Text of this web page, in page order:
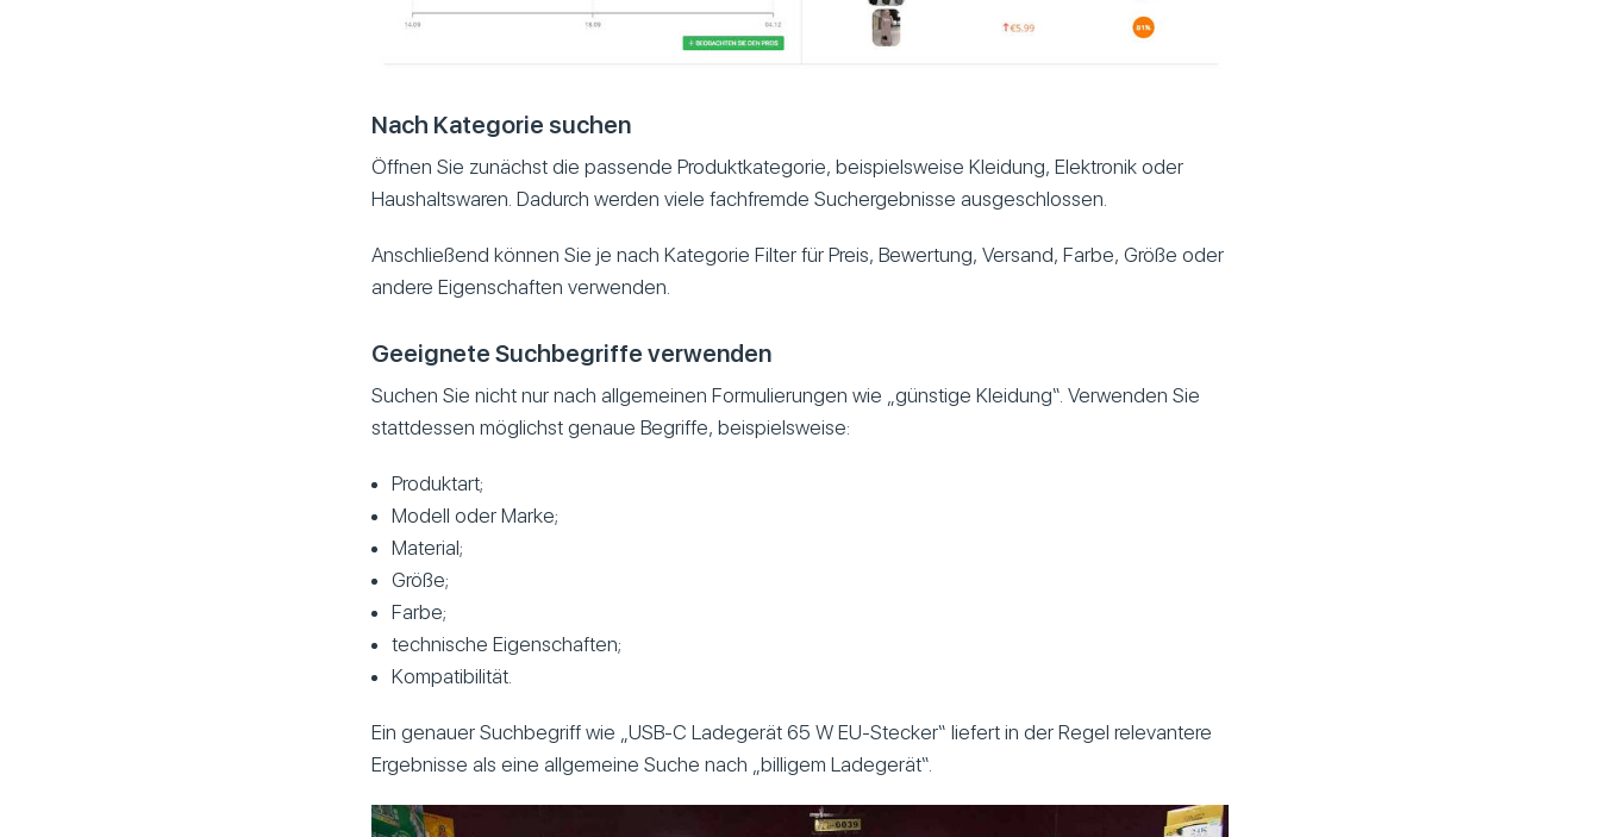
Nach Kategorie suchen
Öffnen Sie zunächst die passende Produktkategorie, beispielsweise Kleidung, Elektronik oder
Haushaltswaren. Dadurch werden viele fachfremde Suchergebnisse ausgeschlossen.
Anschließend können Sie je nach Kategorie Filter für Preis, Bewertung, Versand, Farbe, Größe oder
andere Eigenschaften verwenden.
Geeignete Suchbegriffe verwenden
Suchen Sie nicht nur nach allgemeinen Formulierungen wie „günstige Kleidung“. Verwenden Sie
stattdessen möglichst genaue Begriffe, beispielsweise:
Produktart;
Modell oder Marke;
Material;
Größe;
Farbe;
technische Eigenschaften;
Kompatibilität.
Ein genauer Suchbegriff wie „USB-C Ladegerät 65 W EU-Stecker“ liefert in der Regel relevantere
Ergebnisse als eine allgemeine Suche nach „billigem Ladegerät“.